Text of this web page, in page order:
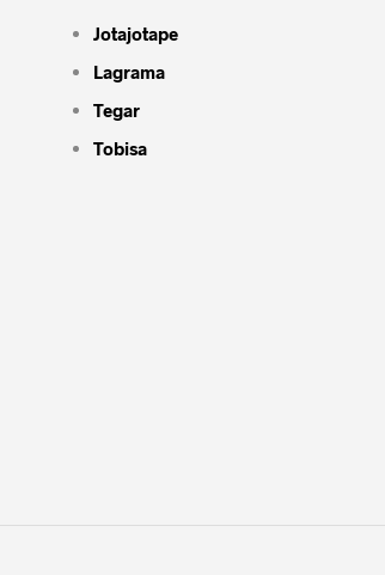
Jotajotape
Lagrama
Tegar
Tobisa